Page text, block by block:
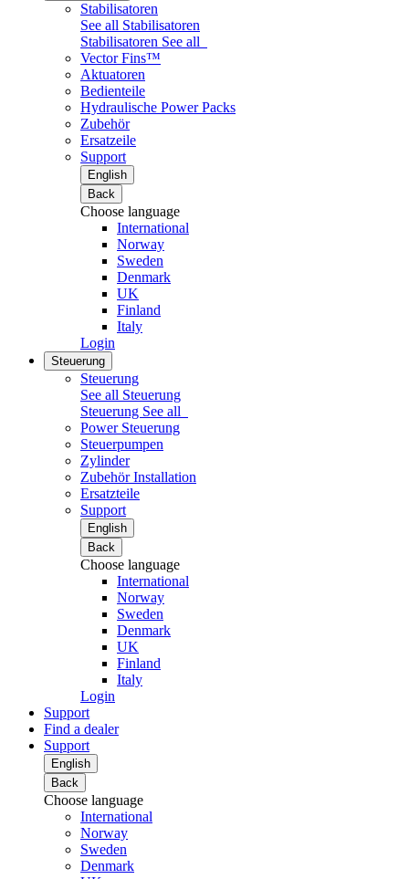
Stabilisatoren
See all Stabilisatoren
Stabilisatoren See all
Vector Fins™
Aktuatoren
Bedienteile
Hydraulische Power Packs
Zubehör
Ersatzeile
Support
English
Back
Choose language
International
Norway
Sweden
Denmark
UK
Finland
Italy
Login
Steuerung
Steuerung
See all Steuerung
Steuerung See all
Power Steuerung
Steuerpumpen
Zylinder
Zubehör Installation
Ersatzteile
Support
English
Back
Choose language
International
Norway
Sweden
Denmark
UK
Finland
Italy
Login
Support
Find a dealer
Support
English
Back
Choose language
International
Norway
Sweden
Denmark